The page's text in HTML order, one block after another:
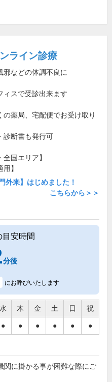
ライン診療
邪などの体調不良に
ィスで受診出来ます
の薬局、宅配便でお受け取り
診断書も発行可
全国エリア】
用】
外来】はじめました！
こちらから＞＞
安時間
分後
にお呼びいたします
水 木 金 土 日 祝
● ● ● ● ● ●
関に掛かる事が困難な際にご